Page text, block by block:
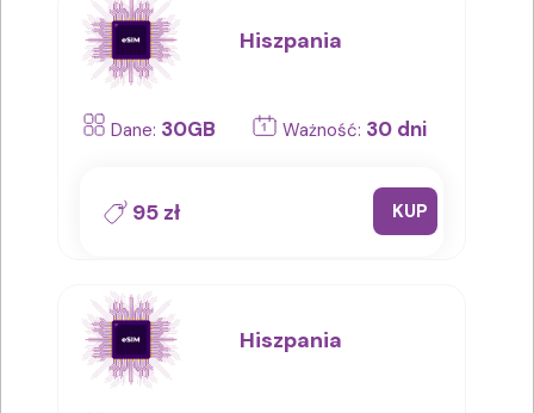
Hiszpania
Dane: 30GB Ważność: 30 dni
95 zł KUP
Hiszpania